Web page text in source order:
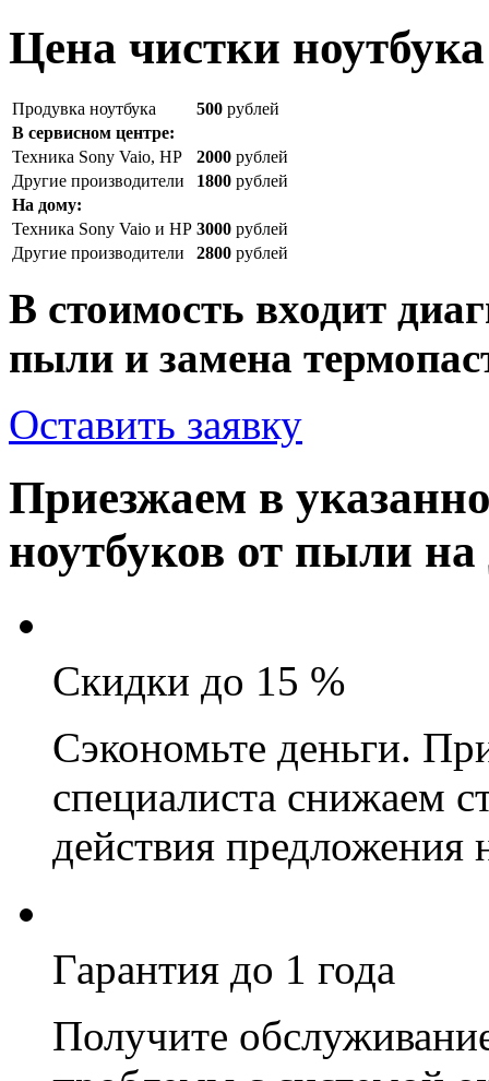
Цена чистки
Продувка ноутбука 500 рублей
В сервисном центре:
Техника Sony Vaio, HP
2000 рублей
Другие производители
1800 рублей
На дому:
Техника Sony Vaio и HP 3000 рублей
Другие производители
2800 рублей
В стоимость входит
пыли и замена
Оставить заявку
Приезжаем в
ноутбуков от пыли на
Скидки до 15 %
Сэкономьте деньги.
специалиста снижаем
действия предложения
Гарантия до 1 года
Получите